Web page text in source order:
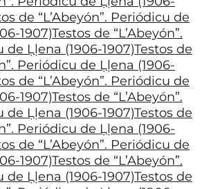
de “L’Abeyón”. Periódicu de
1907)Testos de “L’Abeyón”.
de Ḷḷena (1906-1907)Testos de
Periódicu de Ḷḷena (1906-
de “L’Abeyón”. Periódicu de
1907)Testos de “L’Abeyón”.
de Ḷḷena (1906-1907)Testos de
Periódicu de Ḷḷena (1906-
de “L’Abeyón”. Periódicu de
1907)Testos de “L’Abeyón”.
de Ḷḷena (1906-1907)Testos de